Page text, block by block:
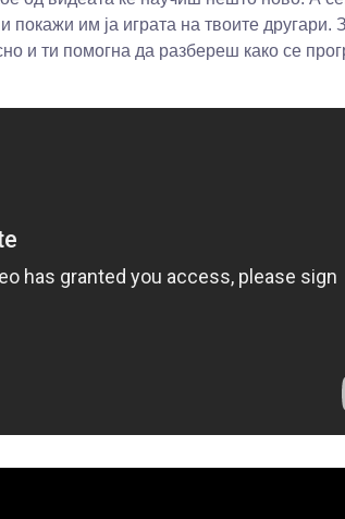
им ја играта на твоите другари.
и ти помогна да разбереш како се